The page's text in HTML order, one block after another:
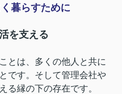
暮らすために
を支える
とは、多くの他人と共に
です。そして管理会社や
る縁の下の存在です。